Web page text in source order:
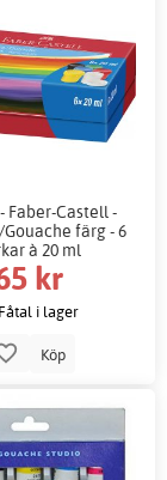
Faber-Castell -
färg - 6
à 20 ml
kr
Fåtal i lager
Köp